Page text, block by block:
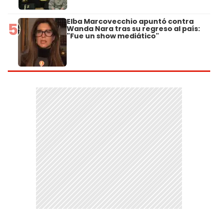
5 Elba Marcovecchio apuntó contra
Wanda Nara tras su regreso al país:
"Fue un show mediático"